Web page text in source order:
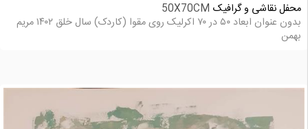
محفل نقاشی و گرافیک 50X70CM
بدون عنوان ابعاد ۵۰ در ۷۰ اکرلیک روی مقوا (کاردک) سال خلق ۱۴۰۲ مریم
بهمن